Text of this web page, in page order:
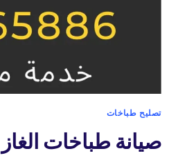
تصليح طباخات
صيانة طباخات الغاز